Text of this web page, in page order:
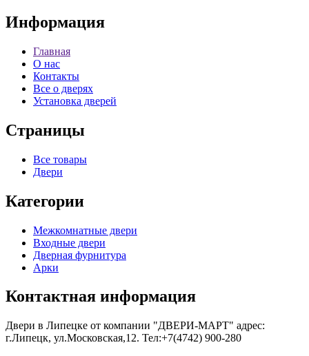
Информация
Главная
О нас
Контакты
Все о дверях
Установка дверей
Страницы
Все товары
Двери
Категории
Межкомнатные двери
Входные двери
Дверная фурнитура
Арки
Контактная информация
Двери в Липецке от компании "ДВЕРИ-МАРТ" адрес:
г.Липецк, ул.Московская,12. Тел:+7(4742) 900-280